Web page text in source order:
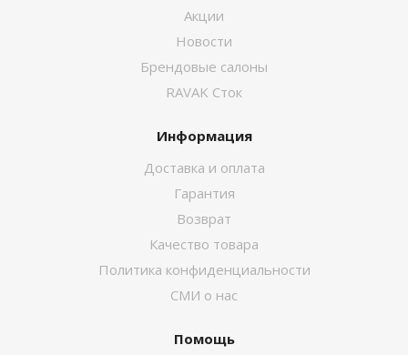
Акции
Новости
Брендовые салоны
RAVAK Сток
Информация
Доставка и оплата
Гарантия
Возврат
Качество товара
Политика конфиденциальности
СМИ о нас
Помощь